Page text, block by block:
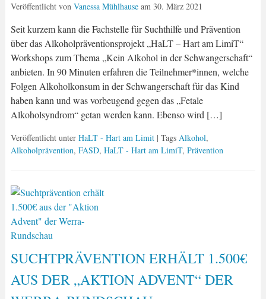
Veröffentlicht von Vanessa Mühlhauseam 30. März 2021
Seit kurzem kann die Fachstelle für Suchthilfe und Prävention
über das Alkoholpräventionsprojekt „HaLT – Hart am LimiT“
Workshops zum Thema „Kein Alkohol in der Schwangerschaft“
anbieten. In 90 Minuten erfahren die Teilnehmer*innen, welche
Folgen Alkoholkonsum in der Schwangerschaft für das Kind
haben kann und was vorbeugend gegen das „Fetale
Alkoholsyndrom“ getan werden kann. Ebenso wird […]
Veröffentlicht unter HaLT - Hart am Limit | Tags Alkohol,
Alkoholprävention, FASD, HaLT - Hart am LimiT, Prävention
SUCHTPRÄVENTION ERHÄLT 1.500€
AUS DER „AKTION ADVENT“ DER